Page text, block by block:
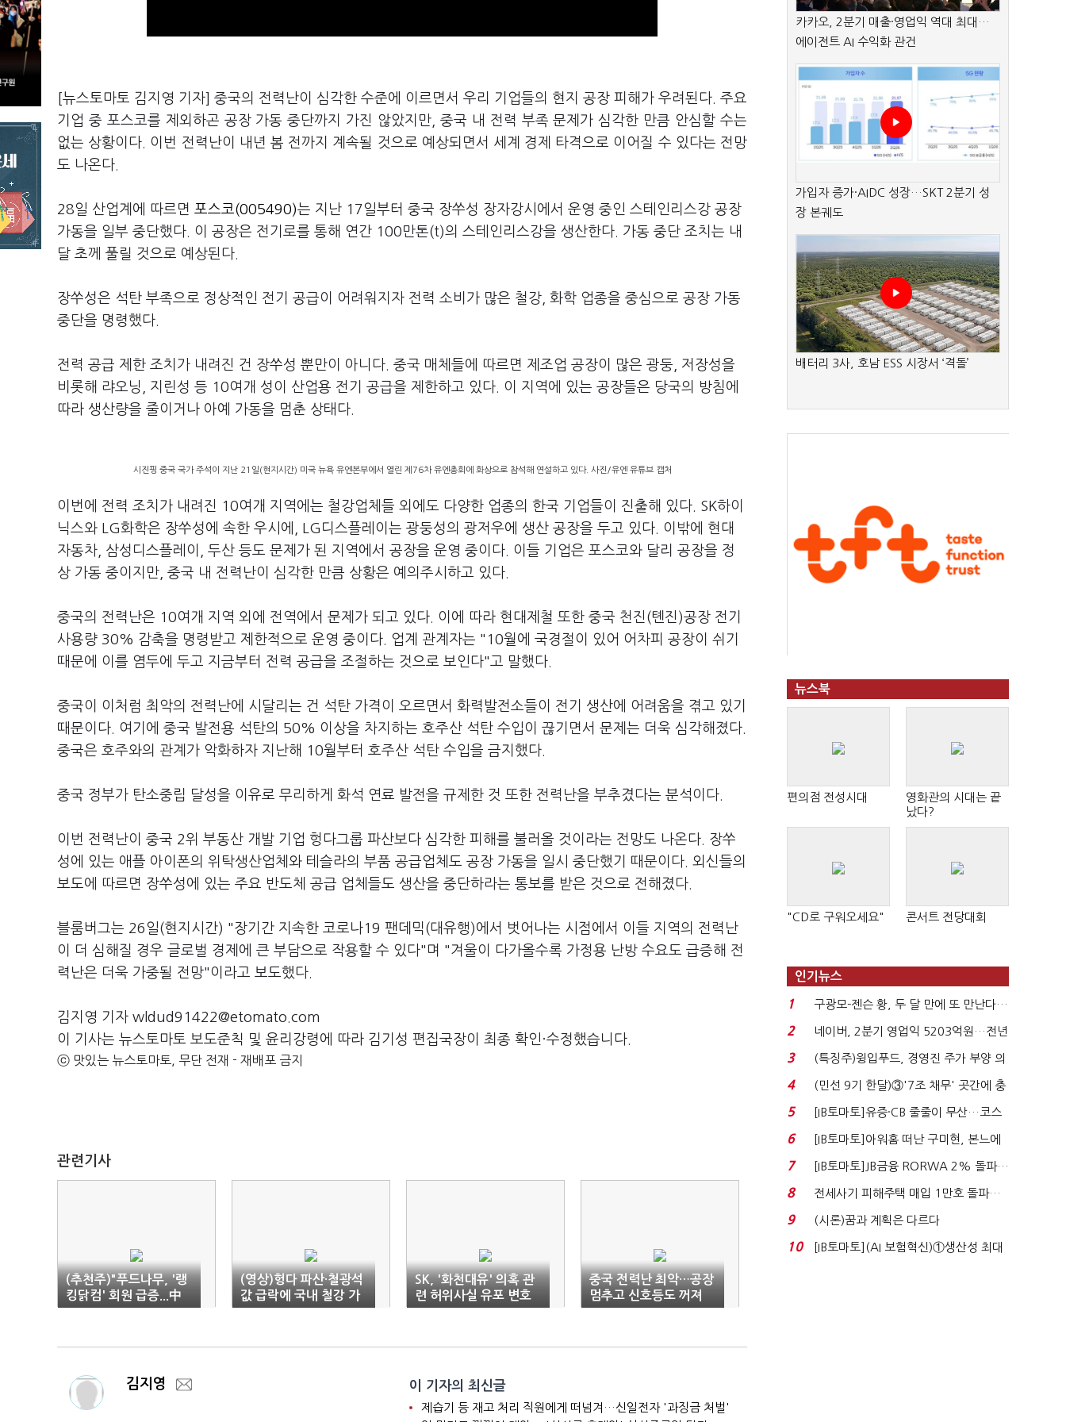
[뉴스토마토 김지영 기자] 중국의 전력난이 심각한 수준에 이르면서 우리 기업들의 현지 공장 피해가 우려된다. 주요
기업 중 포스코를 제외하곤 공장 가동 중단까지 가진 않았지만, 중국 내 전력 부족 문제가 심각한 만큼 안심할 수는
없는 상황이다. 이번 전력난이 내년 봄 전까지 계속될 것으로 예상되면서 세계 경제 타격으로 이어질 수 있다는 전망
도 나온다.
28일 산업계에 따르면 포스코(005490)는 지난 17일부터 중국 장쑤성 장자강시에서 운영 중인 스테인리스강 공장
가동을 일부 중단했다. 이 공장은 전기로를 통해 연간 100만톤(t)의 스테인리스강을 생산한다. 가동 중단 조치는 내
달 초께 풀릴 것으로 예상된다.
장쑤성은 석탄 부족으로 정상적인 전기 공급이 어려워지자 전력 소비가 많은 철강, 화학 업종을 중심으로 공장 가동
중단을 명령했다.
전력 공급 제한 조치가 내려진 건 장쑤성 뿐만이 아니다. 중국 매체들에 따르면 제조업 공장이 많은 광둥, 저장성을
비롯해 랴오닝, 지린성 등 10여개 성이 산업용 전기 공급을 제한하고 있다. 이 지역에 있는 공장들은 당국의 방침에
따라 생산량을 줄이거나 아예 가동을 멈춘 상태다.
시진핑 중국 국가 주석이 지난 21일(현지시간) 미국 뉴욕 유엔본부에서 열린 제76차 유엔총회에 화상으로 참석해 연설하고 있다. 사진/유엔 유튜브 캡처
이번에 전력 조치가 내려진 10여개 지역에는 철강업체들 외에도 다양한 업종의 한국 기업들이 진출해 있다. SK하이
닉스와 LG화학은 장쑤성에 속한 우시에, LG디스플레이는 광둥성의 광저우에 생산 공장을 두고 있다. 이밖에 현대
자동차, 삼성디스플레이, 두산 등도 문제가 된 지역에서 공장을 운영 중이다. 이들 기업은 포스코와 달리 공장을 정
상 가동 중이지만, 중국 내 전력난이 심각한 만큼 상황은 예의주시하고 있다.
중국의 전력난은 10여개 지역 외에 전역에서 문제가 되고 있다. 이에 따라 현대제철 또한 중국 천진(톈진)공장 전기
사용량 30% 감축을 명령받고 제한적으로 운영 중이다. 업계 관계자는 "10월에 국경절이 있어 어차피 공장이 쉬기
때문에 이를 염두에 두고 지금부터 전력 공급을 조절하는 것으로 보인다"고 말했다.
중국이 이처럼 최악의 전력난에 시달리는 건 석탄 가격이 오르면서 화력발전소들이 전기 생산에 어려움을 겪고 있기
때문이다. 여기에 중국 발전용 석탄의 50% 이상을 차지하는 호주산 석탄 수입이 끊기면서 문제는 더욱 심각해졌다.
중국은 호주와의 관계가 악화하자 지난해 10월부터 호주산 석탄 수입을 금지했다.
중국 정부가 탄소중립 달성을 이유로 무리하게 화석 연료 발전을 규제한 것 또한 전력난을 부추겼다는 분석이다.
이번 전력난이 중국 2위 부동산 개발 기업 헝다그룹 파산보다 심각한 피해를 불러올 것이라는 전망도 나온다. 장쑤
성에 있는 애플 아이폰의 위탁생산업체와 테슬라의 부품 공급업체도 공장 가동을 일시 중단했기 때문이다. 외신들의
보도에 따르면 장쑤성에 있는 주요 반도체 공급 업체들도 생산을 중단하라는 통보를 받은 것으로 전해졌다.
블룸버그는 26일(현지시간) "장기간 지속한 코로나19 팬데믹(대유행)에서 벗어나는 시점에서 이들 지역의 전력난
이 더 심해질 경우 글로벌 경제에 큰 부담으로 작용할 수 있다"며 "겨울이 다가올수록 가정용 난방 수요도 급증해 전
력난은 더욱 가중될 전망"이라고 보도했다.
김지영 기자 wldud91422@etomato.com
이 기사는 뉴스토마토 보도준칙 및 윤리강령에 따라 김기성 편집국장이 최종 확인·수정했습니다.
ⓒ 맛있는 뉴스토마토, 무단 전재 - 재배포 금지
관련기사
(추천주)"푸드나무, '랭
킹닭컴' 회원 급증...中
사업 인허가 완료"
(영상)헝다 파산·철광석
값 급락에 국내 철강 가
격 하락 우려
SK, '화천대유' 의혹 관
련 허위사실 유포 변호
사 고발
중국 전력난 최악…공장
멈추고 신호등도 꺼져
김지영 이 기자의 최신글
제습기 등 재고 처리 직원에게 떠넘겨…신일전자 '과징금 처벌'
카카오, 2분기 매출·영업익 역대 최대…
에이전트 AI 수익화 관건
가입자 증가·AIDC 성장…SKT 2분기 성
장 본궤도
배터리 3사, 호남 ESS 시장서 ‘격돌’
뉴스북
편의점 전성시대
영화관의 시대는 끝
났다?
"CD로 구워오세요" 콘서트 전당대회
인기뉴스
1
구광모-젠슨 황, 두 달 만에 또 만난다…
로봇·AI 등 논...
2
네이버, 2분기 영업익 5203억원…전년
비 0.2% 감소...
3
(특징주)윙입푸드, 경영진 주가 부양 의
지에 상한가...
4
(민선 9기 한달)③'7조 채무' 곳간에 충
격…추미애, 20년...
5
[IB토마토]유증·CB 줄줄이 무산…코스
닥 벌점 급증에 ...
6
[IB토마토]아워홈 떠난 구미현, 본느에
340억 베팅…가...
7
[IB토마토]JB금융 RORWA 2% 돌파…
실적 견인은 은행 ...
8
전세사기 피해주택 매입 1만호 돌파…
누적 피해자 4만2...
9 (시론)꿈과 계획은 다르다
10
[IB토마토](AI 보험혁신)①생산성 최대